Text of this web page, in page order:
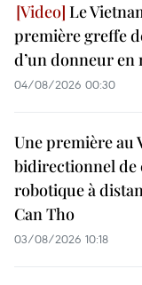
Le
première greffe
d’un donneur
04/08/2026 00:30
Une première au
bidirectionnel
robotique à
Can Tho
03/08/2026 10:18